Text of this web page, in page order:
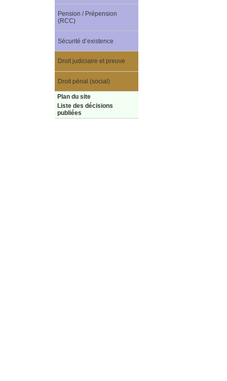
Pension / Prépension
(RCC)
Sécurité d’existence
Droit judiciaire et preuve
Droit pénal (social)
Plan du site
Liste des décisions
publiées